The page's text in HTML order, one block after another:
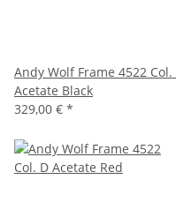
Andy Wolf Frame 4522 Col.
Acetate Black
329,00 € *